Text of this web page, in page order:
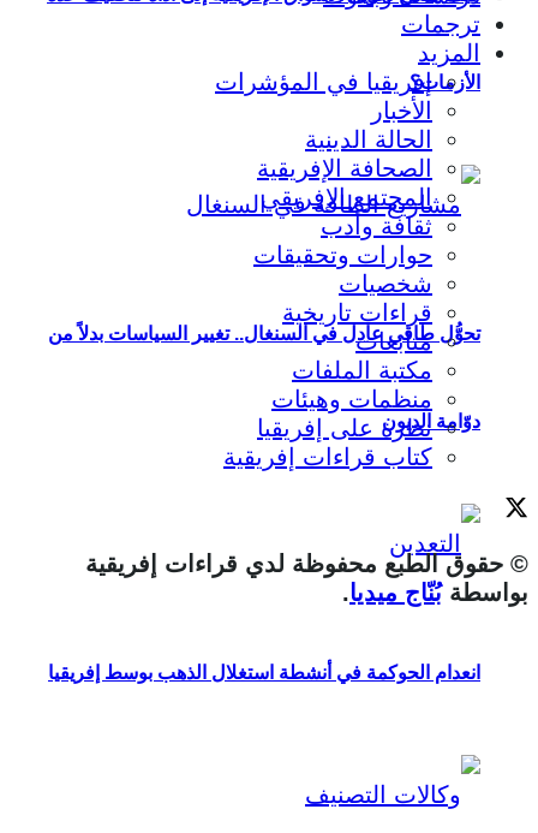
الأزمات؟
تحوُّل طاقي عادل في السنغال.. تغيير السياسات بدلاً من
دوّامة الديون
انعدام الحوكمة في أنشطة استغلال الذهب بوسط إفريقيا
ترجمات
المزيد
إفريقيا في المؤشرات
الأخبار
الحالة الدينية
الصحافة الإفريقية
المجتمع الإفريقي
ثقافة وأدب
حوارات وتحقيقات
شخصيات
قراءات تاريخية
متابعات
مكتبة الملفات
منظمات وهيئات
نظرة على إفريقيا
كتاب قراءات إفريقية
© حقوق الطبع محفوظة لدي قراءات إفريقية
بواسطةبُنّاج ميديا.